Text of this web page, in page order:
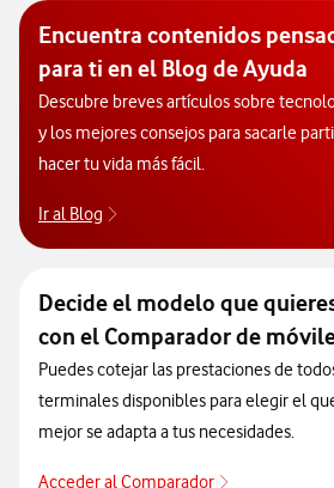
Encuentra contenidos
para ti en el Blog de Ayuda
Descubre breves artículos sobre
y los mejores consejos para sacarle
hacer tu vida más fácil.
Ir al Blog
Decide el modelo que
con el Comparador de
Puedes cotejar las prestaciones de
terminales disponibles para elegir el
mejor se adapta a tus necesidades.
Acceder al Comparador